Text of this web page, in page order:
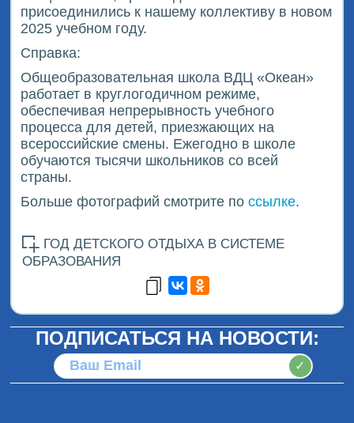
присоединились к нашему коллективу в новом
2025 учебном году.
Справка:
Общеобразовательная школа ВДЦ «Океан»
работает в круглогодичном режиме,
обеспечивая непрерывность учебного
процесса для детей, приезжающих на
всероссийские смены. Ежегодно в школе
обучаются тысячи школьников со всей
страны.
Больше фотографий смотрите поссылке.
ГОД ДЕТСКОГО ОТДЫХА В СИСТЕМЕ
ОБРАЗОВАНИЯ
ПОДПИСАТЬСЯ НА НОВОСТИ:
✓